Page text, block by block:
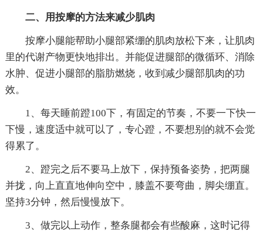
二、用按摩的方法来减少肌肉
按摩小腿能帮助小腿部紧绷的肌肉放松下来，让肌肉
里的代谢产物更快地排出。并能促进腿部的微循环、消除
水肿、促进小腿部的脂肪燃烧，收到减少腿部肌肉的功
效。
1、每天睡前蹬100下，有固定的节奏，不要一下快一
下慢，速度适中就可以了，专心蹬，不要想别的就不会觉
得累了。
2、蹬完之后不要马上放下，保持预备姿势，把两腿
并拢，向上直直地伸向空中，膝盖不要弯曲，脚尖绷直。
坚持3分钟，然后慢慢放下。
3、做完以上动作，整条腿都会有些酸麻，这时记得